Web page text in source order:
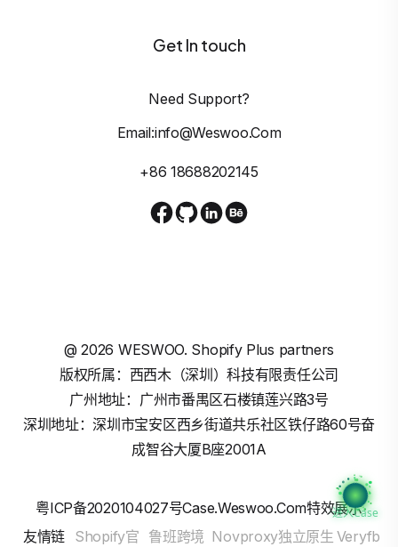
进入Case
Get In touch
Need Support?
Email:info@weswoo.com
+86 18688202145
@2026 WESWOO. Shopify Plus partners
版权所属：西西木（深圳）科技有限责任公司
广州地址：广州市番禺区石楼镇莲兴路3号
深圳地址：深圳市宝安区西乡街道共乐社区铁仔路60号奋
成智谷大厦B座2001A
粤ICP备2020104027号Case.weswoo.com特效展示
友情链 Shopify官 鲁班跨境 Novproxy独立原生 Veryfb